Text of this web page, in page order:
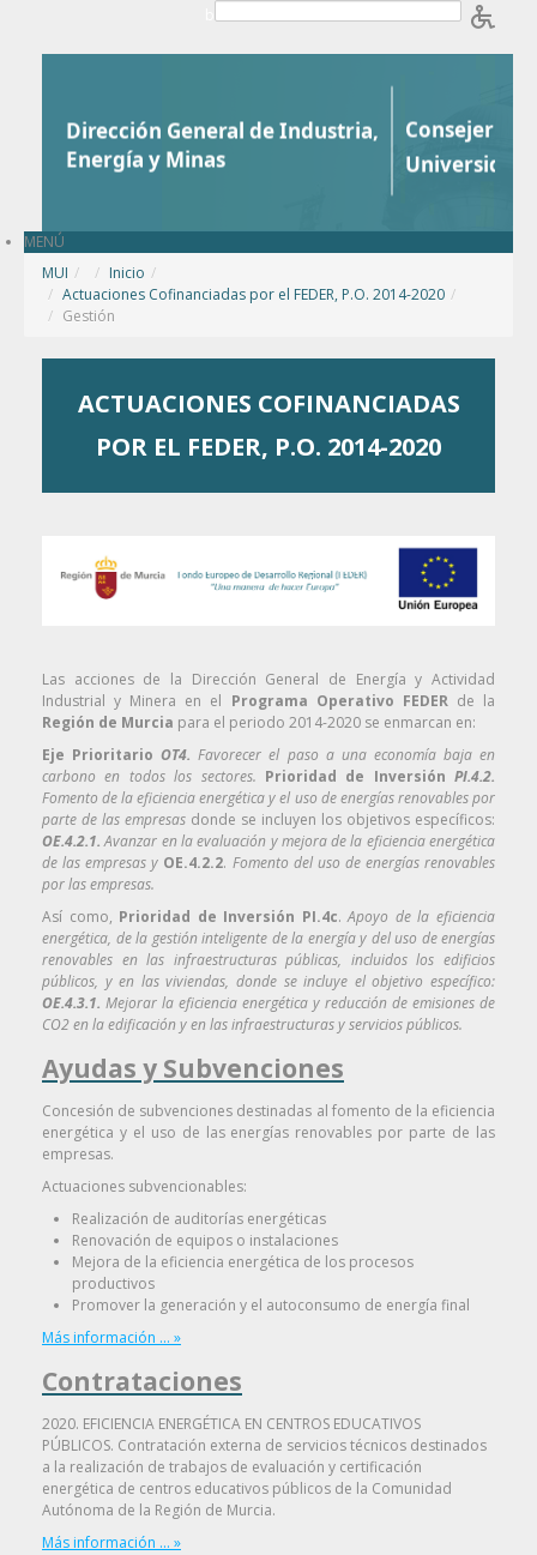
MENÚ
MUI / Inicio /
Actuaciones Cofinanciadas por el FEDER, P.O. 2014-2020 /
Gestión
ACTUACIONES COFINANCIADAS
POR EL FEDER, P.O. 2014-2020
Las acciones de la Dirección General de Energía y Actividad
Industrial y Minera en el Programa Operativo FEDERde la
Región de Murcia para el periodo 2014-2020 se enmarcan en:
Eje Prioritario OT4. Favorecer el paso a una economía baja en
carbono en todos los sectores. Prioridad de Inversión PI.4.2.
Fomento de la eficiencia energética y el uso de energías renovables por
parte de las empresas donde se incluyen los objetivos específicos:
OE.4.2.1.Avanzar en la evaluación y mejora de la eficiencia energética
de las empresas y OE.4.2.2. Fomento del uso de energías renovables
por las empresas.
Así como, Prioridad de Inversión PI.4c.Apoyo de la eficiencia
energética, de la gestión inteligente de la energía y del uso de energías
renovables en las infraestructuras públicas, incluidos los edificios
públicos, y en las viviendas, donde se incluye el objetivo específico:
OE.4.3.1. Mejorar la eficiencia energética y reducción de emisiones de
CO2 en la edificación y en las infraestructuras y servicios públicos.
Ayudas y Subvenciones
Concesión de subvenciones destinadas al fomento de la eficiencia
energética y el uso de las energías renovables por parte de las
empresas.
Actuaciones subvencionables:
Realización de auditorías energéticas
Renovación de equipos o instalaciones
Mejora de la eficiencia energética de los procesos
productivos
Promover la generación y el autoconsumo de energía final
Más información ... »
Contrataciones
2020. EFICIENCIA ENERGÉTICA EN CENTROS EDUCATIVOS
PÚBLICOS. Contratación externa de servicios técnicos destinados
a la realización de trabajos de evaluación y certificación
energética de centros educativos públicos de la Comunidad
Autónoma de la Región de Murcia.
Más información ... »